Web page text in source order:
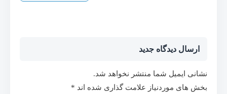
ارسال دیدگاه جدید
نشانی ایمیل شما منتشر نخواهد شد.
بخش های موردنیاز علامت گذاری شده اند *